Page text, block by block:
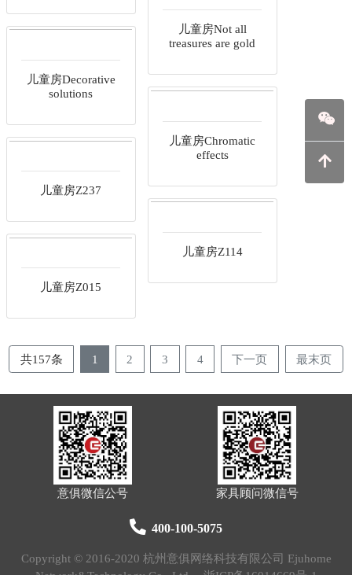
儿童房Not all
treasures are gold
儿童房Decorative
solutions
儿童房Chromatic
effects
儿童房Z237
儿童房Z114
儿童房Z015
共157条 1 2 下一页
意俱微信公号 家具顾问微信号